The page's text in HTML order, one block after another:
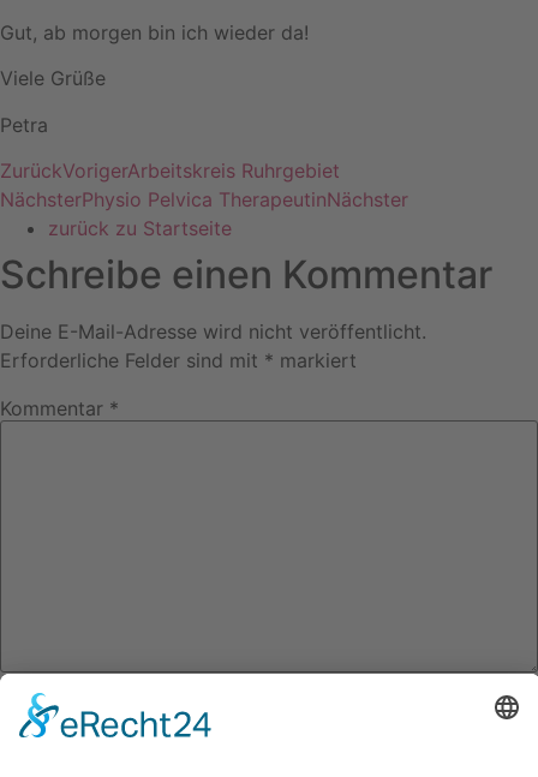
Gut, ab morgen bin ich wieder da!
Viele Grüße
Petra
ZurückVorigerArbeitskreis Ruhrgebiet
NächsterPhysio Pelvica TherapeutinNächster
zurück zu Startseite
Schreibe einen Kommentar
Deine E-Mail-Adresse wird nicht veröffentlicht.
Erforderliche Felder sind mit * markiert
Kommentar *
Name *